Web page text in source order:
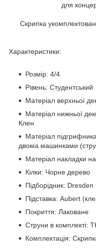
для
Cкрипка
Характеристики:
Розмір: 4/4
Рівень: Студентський
Матеріал верхньої
Матеріал нижньої
Клен
Матеріал
двома машинками
Матеріал накладки
Кілки: Чорне дерево
Підборідник:
Підставка: Aubert
Покриття: Лаковане
Струни в комплекті:
Комплектація: